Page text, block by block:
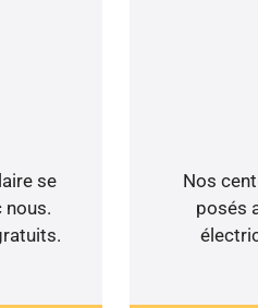
se
nous.
Nos
posés